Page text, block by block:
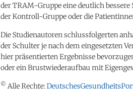
der TRAM-Gruppe eine deutlich
der Kontroll-Gruppe oder die
Die Studienautoren schlussfolgerten
der Schulter je nach dem eingesetzten
hier präsentierten Ergebnisse
oder ein Brustwiederaufbau mit
© Alle Rechte: